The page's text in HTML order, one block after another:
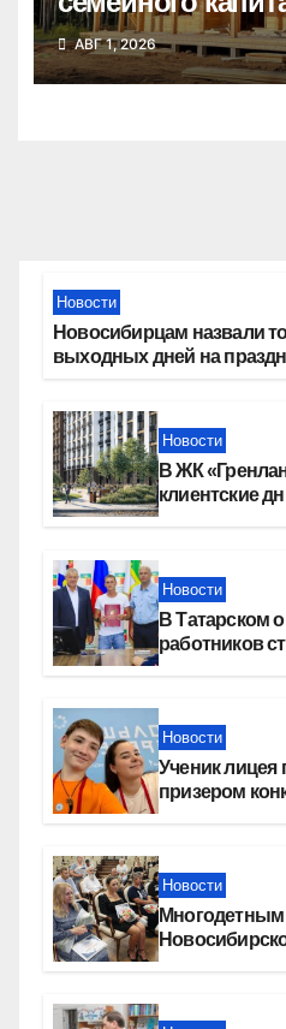
тысяч семей
АВГ 1, 2026
Новости
Новосибирцам назвали
выходных дней на
Новости
В ЖК
клиентские
Новости
В Татарском
работников
Новости
Ученик лицея
призером
Новости